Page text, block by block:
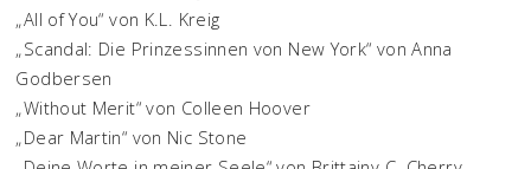
„All of You“ von K.L. Kreig
„Scandal: Die Prinzessinnen von New York“ von Anna
Godbersen
„Without Merit“ von Colleen Hoover
„Dear Martin“ von Nic Stone